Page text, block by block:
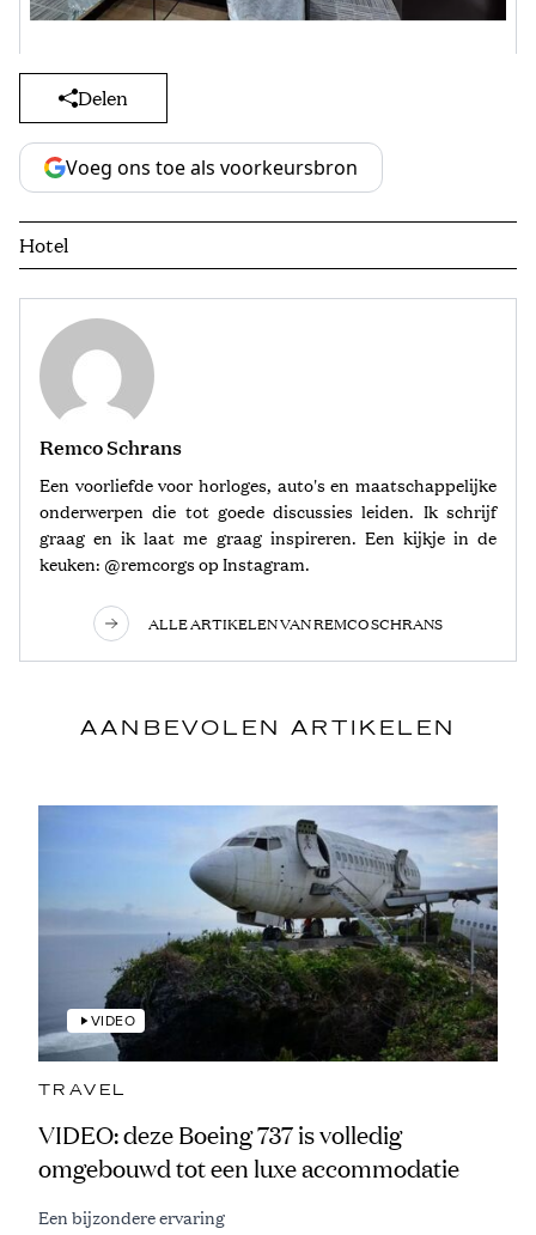
Delen
Voeg ons toe als voorkeursbron
Hotel
Remco Schrans
Een voorliefde voor horloges, auto's en maatschappelijke
onderwerpen die tot goede discussies leiden. Ik schrijf
graag en ik laat me graag inspireren. Een kijkje in de
keuken: @remcorgs op Instagram.
ALLE ARTIKELEN VAN REMCO SCHRANS
AANBEVOLEN ARTIKELEN
VIDEO
TRAVEL
VIDEO: deze Boeing 737 is volledig
omgebouwd tot een luxe accommodatie
Een bijzondere ervaring